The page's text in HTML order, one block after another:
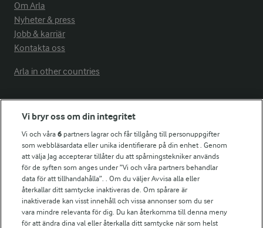
Om Arla
Nyheter & press
Jobb & karriär
Kontakta oss
Arla in other countries
Fler Arlasajter
För ägare
Arlas kundportal
Arla.com
Falbygdens Ost
Arla webbshop
Bildbank
Vi bryr oss om din integritet
Vi och våra6 partners lagrar och får tillgång till personuppgifter
som webbläsardata eller unika identifierare på din enhet . Genom
att välja Jag accepterar tillåter du att spårningstekniker används
för de syften som anges under ”Vi och våra partners behandlar
data för att tillhandahålla”. . Om du väljer Avvisa alla eller
återkallar ditt samtycke inaktiveras de. Om spårare är
inaktiverade kan visst innehåll och vissa annonser som du ser
vara mindre relevanta för dig. Du kan återkomma till denna meny
för att ändra dina val eller återkalla ditt samtycke när som helst